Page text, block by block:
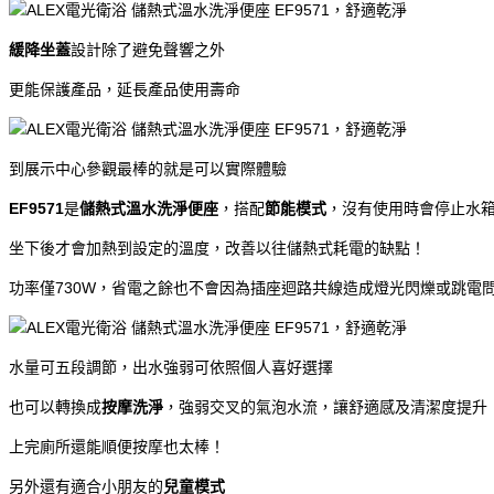
緩降坐蓋設計除了避免聲響之外
更能保護產品，延長產品使用壽命
到展示中心參觀最棒的就是可以實際體驗
EF9571是儲熱式溫水洗淨便座 ，搭配節能模式 ，沒有使用時會停止水
坐下後才會加熱到設定的溫度，改善以往儲熱式耗電的缺點！
功率僅730W，省電之餘也不會因為插座迴路共線造成燈光閃爍或跳電
水量可五段調節，出水強弱可依照個人喜好選擇
也可以轉換成按摩洗淨 ，強弱交叉的氣泡水流，讓舒適感及清潔度提升
上完廁所還能順便按摩也太棒！
另外還有適合小朋友的兒童模式